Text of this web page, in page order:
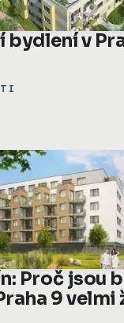
bydlení v
Proč jsou
9 velmi